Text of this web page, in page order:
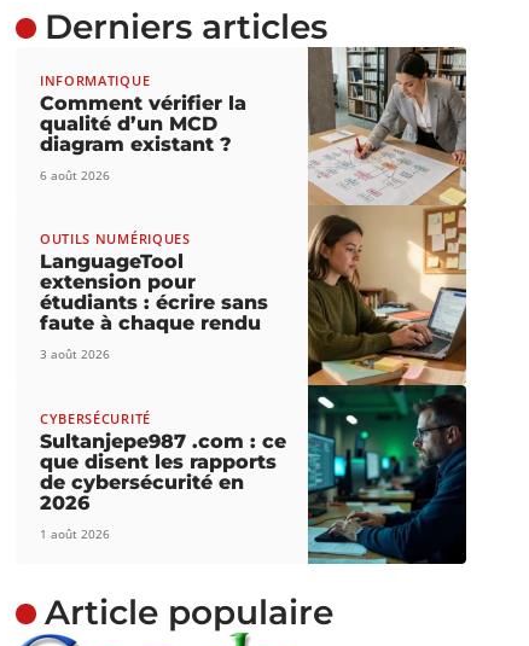
Derniers articles
INFORMATIQUE
Comment vérifier la
qualité d’un MCD
diagram existant ?
6 août 2026
OUTILS NUMÉRIQUES
LanguageTool
extension pour
étudiants : écrire sans
faute à chaque rendu
3 août 2026
CYBERSÉCURITÉ
Sultanjepe987 .com : ce
que disent les rapports
de cybersécurité en
2026
1 août 2026
Article populaire